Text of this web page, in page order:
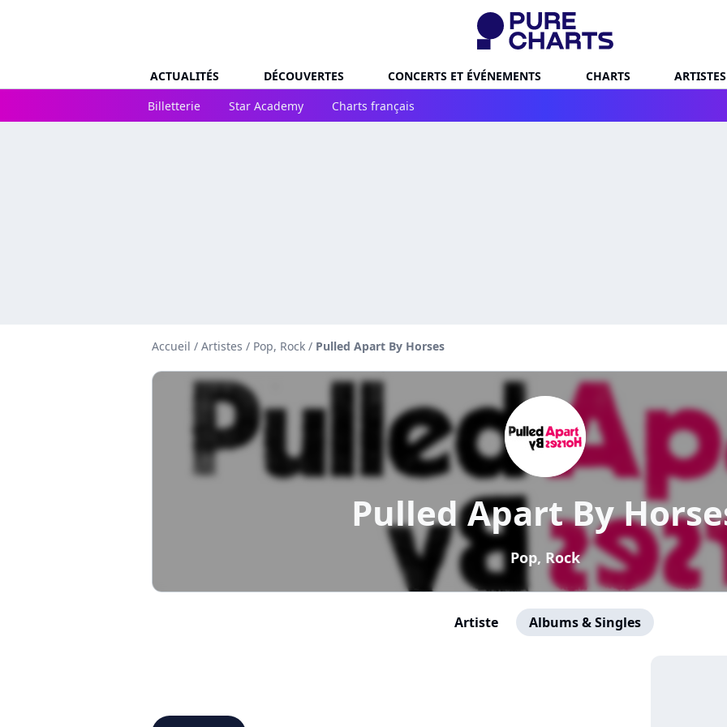
ACTUALITÉS DÉCOUVERTES CONCERTS ET ÉVÉNEMENTS CHARTS
ARTISTES
Billetterie
Star Academy Charts français
Accueil / Artistes / Pop, Rock / Pulled Apart By Horses
Pulled Apart By
Pop, Rock
Artiste Albums & Singles